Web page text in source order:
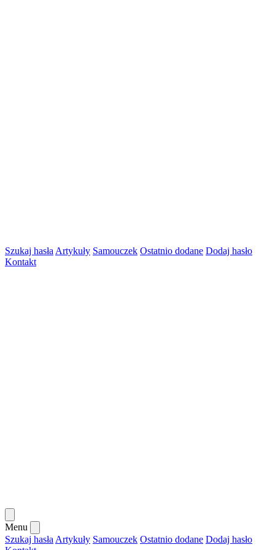
Szukaj hasła Artykuły Samouczek Ostatnio dodane Dodaj hasło
Kontakt
Menu
Szukaj hasła Artykuły Samouczek Ostatnio dodane Dodaj hasło